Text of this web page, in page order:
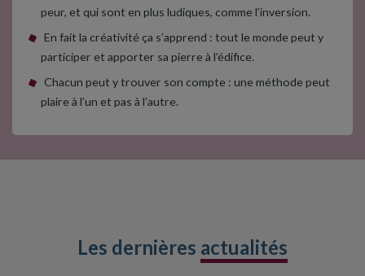
peur, et qui sont en plus ludiques, comme l’inversion.
En fait la créativité ça s’apprend : tout le monde peut y
participer et apporter sa pierre à l’édifice.
Chacun peut y trouver son compte : une méthode peut
plaire à l’un et pas à l’autre.
Les dernières actualités